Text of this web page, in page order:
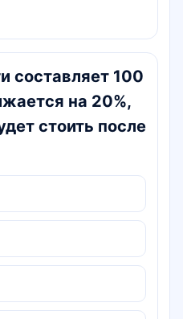
составляет 100
на 20%,
стоить после